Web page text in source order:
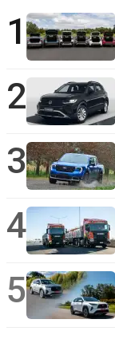
1
2
3
4
5